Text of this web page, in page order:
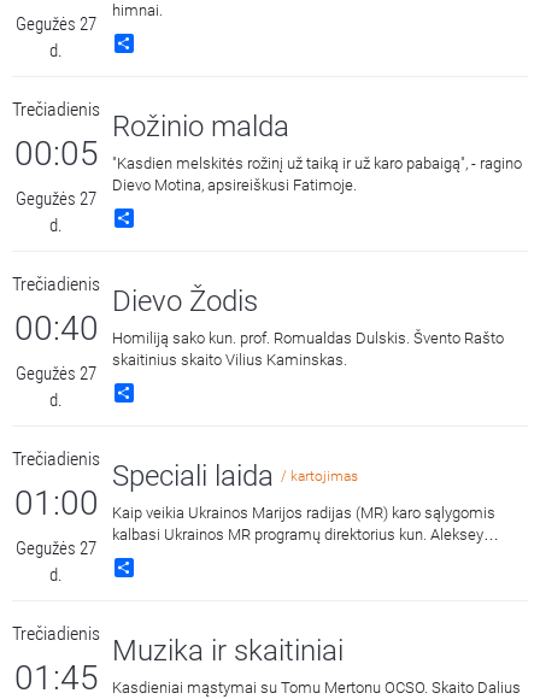
Gegužės 27
d.
himnai.
Trečiadienis
00:05
Gegužės 27
d.
Rožinio malda
"Kasdien melskitės rožinį už taiką ir už karo pabaigą", - ragino
Dievo Motina, apsireiškusi Fatimoje.
Trečiadienis
00:40
Gegužės 27
d.
Dievo Žodis
Homiliją sako kun. prof. Romualdas Dulskis. Švento Rašto
skaitinius skaito Vilius Kaminskas.
Trečiadienis
01:00
Gegužės 27
d.
Speciali laida / kartojimas
Kaip veikia Ukrainos Marijos radijas (MR) karo sąlygomis
kalbasi Ukrainos MR programų direktorius kun. Aleksey
Samsonov ir Lietuvos Marijos radijo prezidentė Egidija
Vaicekauskienė.
Trečiadienis
01:45
Muzika ir skaitiniai
Kasdieniai mąstymai su Tomu Mertonu OCSO. Skaito Dalius